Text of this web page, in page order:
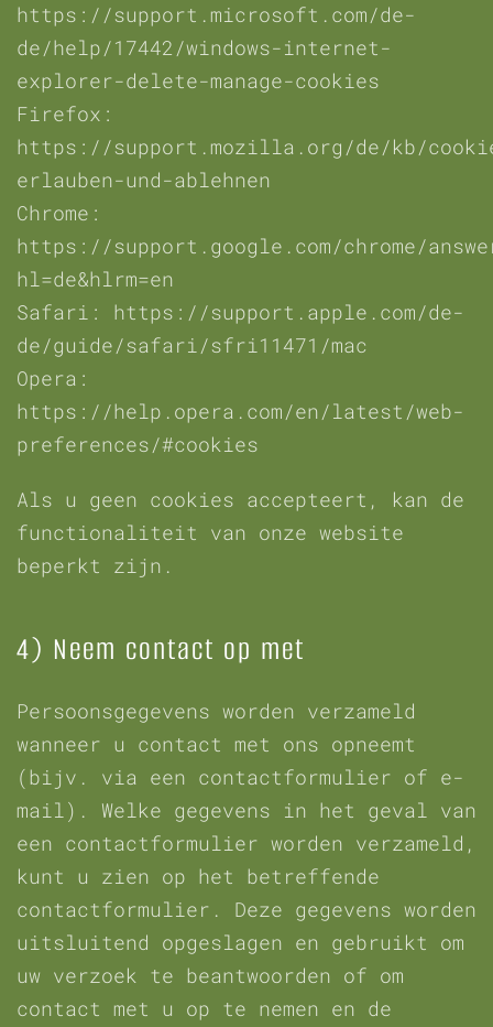
https://support.microsoft.com/de-
de/help/17442/windows-internet-
explorer-delete-manage-cookies
Firefox:
https://support.mozilla.org/de/kb/
erlauben-und-ablehnen
Chrome:
https://support.google.com/chrome/
hl=de&hlrm=en
Safari: https://support.apple.com/de-
de/guide/safari/sfri11471/mac
Opera:
https://help.opera.com/en/latest/web-
preferences/#cookies
Als u geen cookies accepteert, kan de
functionaliteit van onze website
beperkt zijn.
4) Neem contact op met
Persoonsgegevens worden verzameld
wanneer u contact met ons opneemt
(bijv. via een contactformulier of e-
mail). Welke gegevens in het geval van
een contactformulier worden verzameld,
kunt u zien op het betreffende
contactformulier. Deze gegevens worden
uitsluitend opgeslagen en gebruikt om
uw verzoek te beantwoorden of om
contact met u op te nemen en de